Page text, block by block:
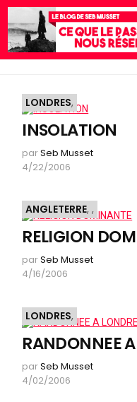
LONDRES,
INSOLATION
parSeb Musset
4/22/2006
ANGLETERRE,,
RELIGION
parSeb Musset
4/16/2006
LONDRES,
RANDONNEE
parSeb Musset
4/02/2006